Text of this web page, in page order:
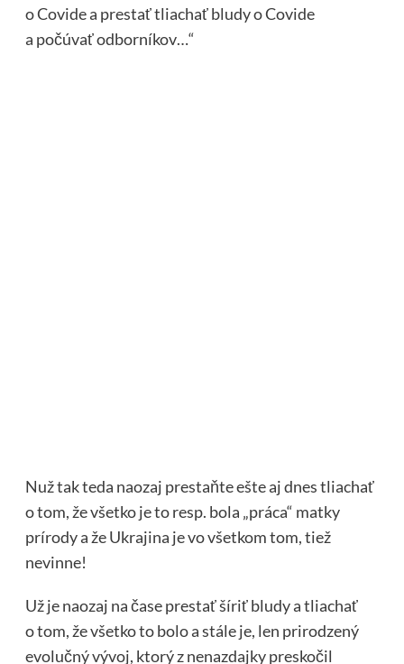
o Covide a prestať tliachať bludy o Covide
a počúvať odborníkov…“
Nuž tak teda naozaj prestaňte ešte aj dnes tliachať
o tom, že všetko je to resp. bola „práca“ matky
prírody a že Ukrajina je vo všetkom tom, tiež
nevinne!
Už je naozaj na čase prestať šíriť bludy a tliachať
o tom, že všetko to bolo a stále je, len prirodzený
evolučný vývoj, ktorý z nenazdajky preskočil